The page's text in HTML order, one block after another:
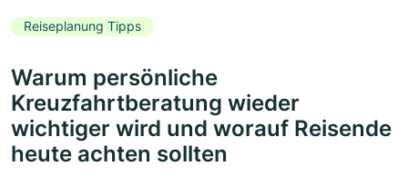
Reiseplanung Tipps
Warum persönliche
Kreuzfahrtberatung wieder
wichtiger wird und worauf Reisende
heute achten sollten